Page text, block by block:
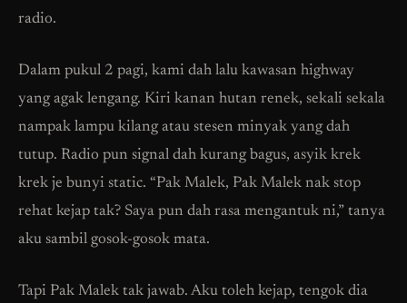
radio.
Dalam pukul 2 pagi, kami dah lalu kawasan highway
yang agak lengang. Kiri kanan hutan renek, sekali sekala
nampak lampu kilang atau stesen minyak yang dah
tutup. Radio pun signal dah kurang bagus, asyik krek
krek je bunyi static. “Pak Malek, Pak Malek nak stop
rehat kejap tak? Saya pun dah rasa mengantuk ni,” tanya
aku sambil gosok-gosok mata.
Tapi Pak Malek tak jawab. Aku toleh kejap, tengok dia